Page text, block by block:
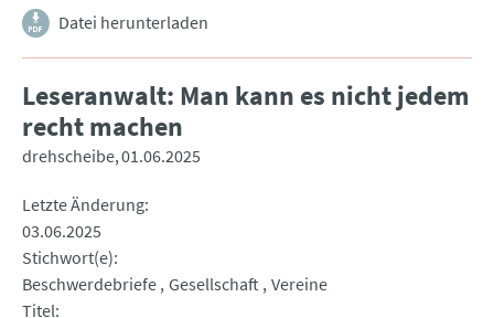
Datei herunterladen
Leseranwalt: Man kann es nicht jedem
recht machen
drehscheibe 01.06.2025
Letzte Änderung
03.06.2025
Stichwort(e)
Beschwerdebriefe Gesellschaft Vereine
Titel